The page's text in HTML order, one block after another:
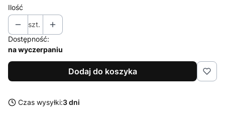
Ilość
szt.
Dostępność:
na wyczerpaniu
Dodaj do koszyka
Czas wysyłki:3 dni